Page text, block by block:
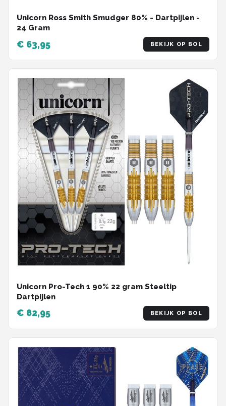
Unicorn Ross Smith Smudger 80% - Dartpijlen -
24 Gram
€ 63,95 BEKIJK OP BOL
Unicorn Pro-Tech 1 90% 22 gram Steeltip
Dartpijlen
€ 82,95 BEKIJK OP BOL